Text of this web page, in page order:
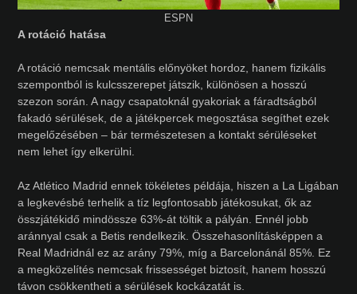
ESPN
A rotáció hatása
A rotáció nemcsak mentális előnyöket hordoz, hanem fizikális
szempontból is kulcsszerepet játszik, különösen a hosszú
szezon során. A nagy csapatoknál gyakoriak a fáradtságból
fakadó sérülések, de a játékpercek megosztása segíthet ezek
megelőzésében – bár természetesen a kontakt sérüléseket
nem lehet így elkerülni.
Az Atlético Madrid ennek tökéletes példája, hiszen a La Ligában
a legkevésbé terhelik a tíz legfontosabb játékosukat, ők az
összjátékidő mindössze 63%-át töltik a pályán. Ennél jobb
aránnyal csak a Betis rendelkezik. Összehasonlításképpen a
Real Madridnál ez az arány 79%, míg a Barcelonánál 85%. Ez
a megközelítés nemcsak frissességet biztosít, hanem hosszú
távon csökkentheti a sérülések kockázatát is.